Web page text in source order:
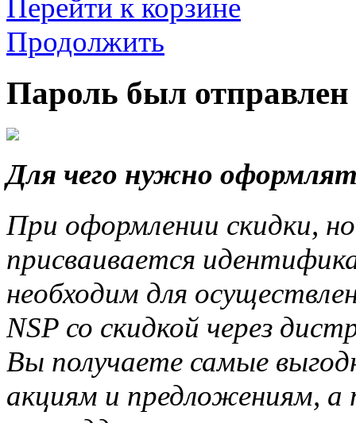
Перейти к корзине
Продолжить
Пароль был
Для чего нужно
При оформлении скидки,
присваивается
необходим для
NSP со скидкой через
Вы получаете самые
акциям и предложениям,